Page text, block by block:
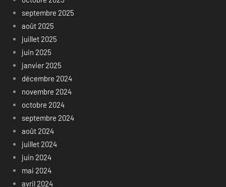
septembre 2025
août 2025
juillet 2025
juin 2025
janvier 2025
décembre 2024
novembre 2024
octobre 2024
septembre 2024
août 2024
juillet 2024
juin 2024
mai 2024
avril 2024